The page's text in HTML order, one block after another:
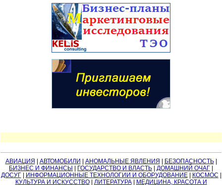
АВИАЦИЯ АВТОМОБИЛИ АНОМАЛЬНЫЕ ЯВЛЕНИЯ БЕЗОПАСНОСТЬ|
БИЗНЕС И ФИНАНСЫ
ГОСУДАРСТВО И ВЛАСТЬ ДОМАШНИЙ ОЧАГ
ДОСУГ| ИНФОРМАЦИОННЫЕ ТЕХНОЛОГИИ И ОБОРУДОВАНИЕ| КОСМОС
КУЛЬТУРА И ИСКУССТВО| ЛИТЕРАТУРА| МЕДИЦИНА, КРАСОТА И